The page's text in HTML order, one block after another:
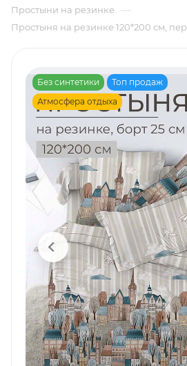
Простыни на резинке —
Простыня на резинке 120*200 см,
Без синтетики
Топ продаж
Атмосфера отдыха